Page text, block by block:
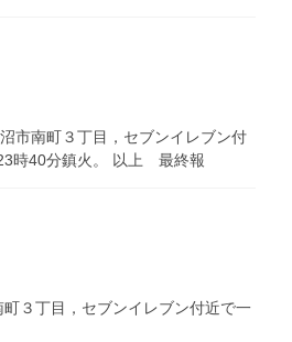
市南町３丁目，セブンイレブン付
時40分鎮火。 以上 最終報
３丁目，セブンイレブン付近で一